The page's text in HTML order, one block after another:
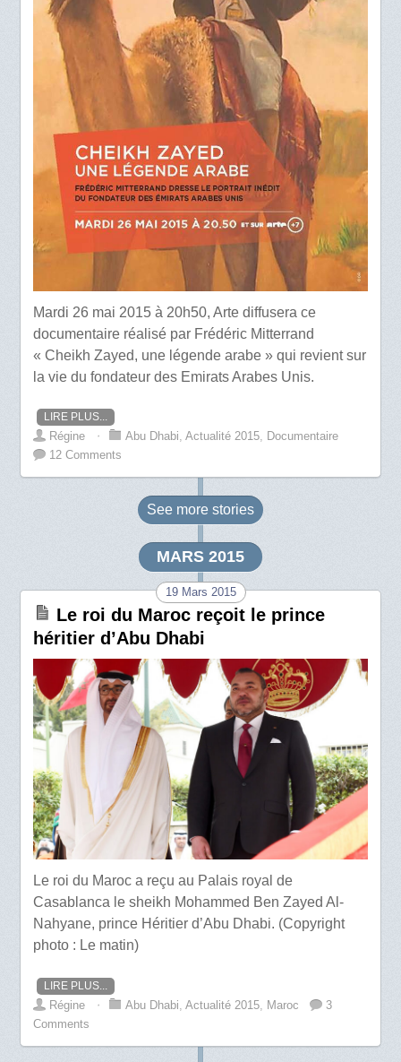
Mardi 26 mai 2015 à 20h50, Arte diffusera ce
documentaire réalisé par Frédéric Mitterrand
« Cheikh Zayed, une légende arabe » qui revient sur
la vie du fondateur des Emirats Arabes Unis.
LIRE PLUS...
Régine ⋅ Abu Dhabi,Actualité 2015, Documentaire
12 Comments
See more stories
MARS 2015
19 Mars 2015
Le roi du Maroc reçoit le prince
héritier d’Abu Dhabi
Le roi du Maroc a reçu au Palais royal de
Casablanca le sheikh Mohammed Ben Zayed Al-
Nahyane, prince Héritier d’Abu Dhabi. (Copyright
photo : Le matin)
LIRE PLUS...
Régine ⋅ Abu Dhabi ,Actualité 2015 Maroc
3
Comments